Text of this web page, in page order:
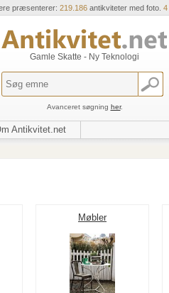
præsenterer: 219.186 antikviteter med foto. 4
Gamle Skatte - Ny Teknologi
Avanceret søgning her.
Antikvitet.net
Møbler